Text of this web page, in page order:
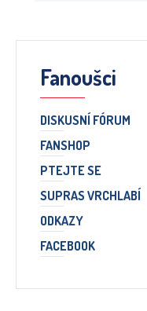
Fanoušci
DISKUSNÍ FÓRUM
FANSHOP
PTEJTE SE
SUPRAS VRCHLABÍ
ODKAZY
FACEBOOK